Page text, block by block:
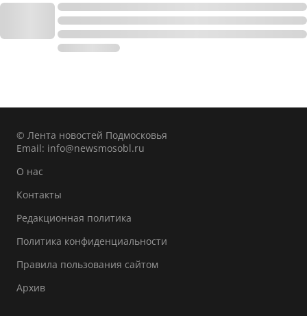
© Лента новостей Подмосковья
Email: info@newsmosobl.ru
О нас
Контакты
Редакционная политика
Политика конфиденциальности
Правила пользования сайтом
Архив